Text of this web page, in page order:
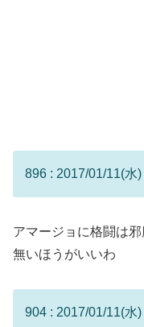
896 : 2017/01/11(水
アマージョに格闘は
無いほうがいいわ
904 : 2017/01/11(水